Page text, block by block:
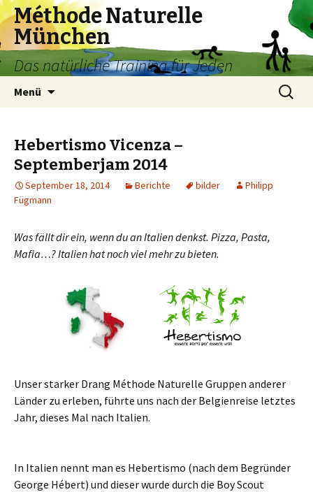
Méthode Naturelle
München
Das natürliche Training für Jeden
Menü
Suchen
nach:
Hebertismo Vicenza –
Septemberjam 2014
September 18, 2014 Berichte bilder
Philipp
Fügmann
Was fällt dir ein, wenn du an Italien denkst. Pizza, Pasta,
Mafia…? Italien hat noch viel mehr zu bieten.
Unser starker Drang Méthode Naturelle Gruppen anderer
Länder zu erleben, führte uns nach der Belgienreise letztes
Jahr, dieses Mal nach Italien.
In Italien nennt man es Hebertismo (nach dem Begründer
George Hébert) und dieser wurde durch die Boy Scout